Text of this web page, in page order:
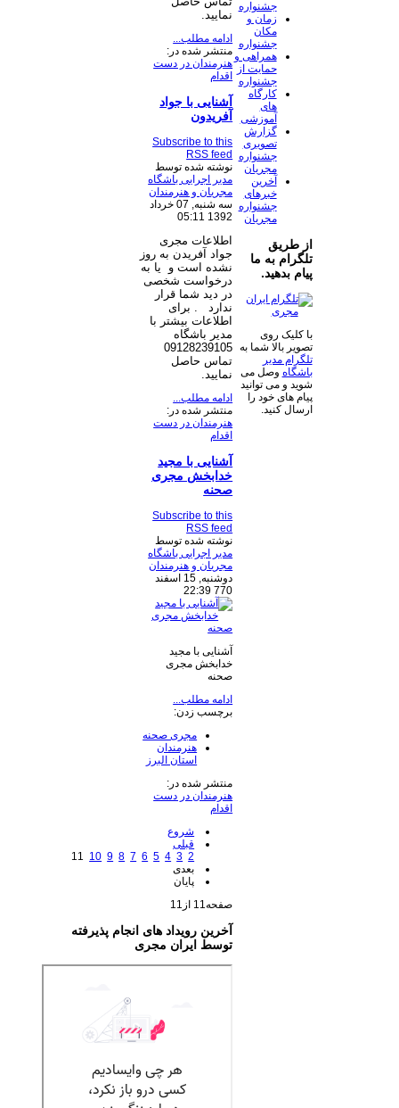
نمایید.
ادامه مطلب...
منتشر شده در:
هنرمندان در دست
اقدام
آشنایی با جواد
آفریدون
Subscribe to this
RSS feed
نوشته شده توسط
مدیر اجرایی باشگاه
مجریان و هنرمندان
سه شنبه, 07 خرداد
1392 05:11
اطلاعات مجری
جواد آفریدن به روز
نشده است و یا به
درخواست شخصی
در دید شما قرار
ندارد
. برای
اطلاعات بیشتر با
مدیر باشگاه
09128239105
تماس حاصل
نمایید.
ادامه مطلب...
منتشر شده در:
هنرمندان در دست
اقدام
آشنایی با مجید
خدابخش مجری
صحنه
Subscribe to this
RSS feed
نوشته شده توسط
مدیر اجرایی باشگاه
مجریان و هنرمندان
دوشنبه, 15 اسفند
770 22:39
آشنایی با مجید
خدابخش مجری
صحنه
ادامه مطلب...
برچسب زدن:
مجری صحنه
هنرمندان
استان البرز
منتشر شده در:
هنرمندان در دست
اقدام
شروع
قبلی
2
3
4
5
6
7
8
9
10
11
بعدی
پایان
صفحه11 از11
آخرین رویداد های انجام پذیرفته
توسط ایران مجری
جشنواره
زمان و
مکان
جشنواره
همراهی و
حمایت از
جشنواره
کارگاه
های
آموزشی
گزارش
تصویری
جشنواره
مجریان
آخرین
خبرهای
جشنواره
مجریان
از طریق
تلگرام به ما
پیام بدهید.
با کلیک روی
تصویر بالا شما به
تلگرام مدیر
باشگاه وصل می
شوید و می توانید
پیام های خود را
ارسال کنید.